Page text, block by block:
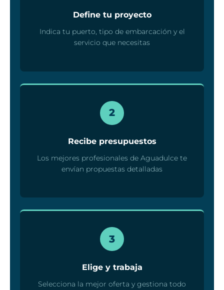
Define tu proyecto
Indica tu puerto, tipo de embarcación y el
servicio que necesitas
2
Recibe presupuestos
Los mejores profesionales de Aguadulce te
envían propuestas detalladas
3
Elige y trabaja
Selecciona la mejor oferta y gestiona todo